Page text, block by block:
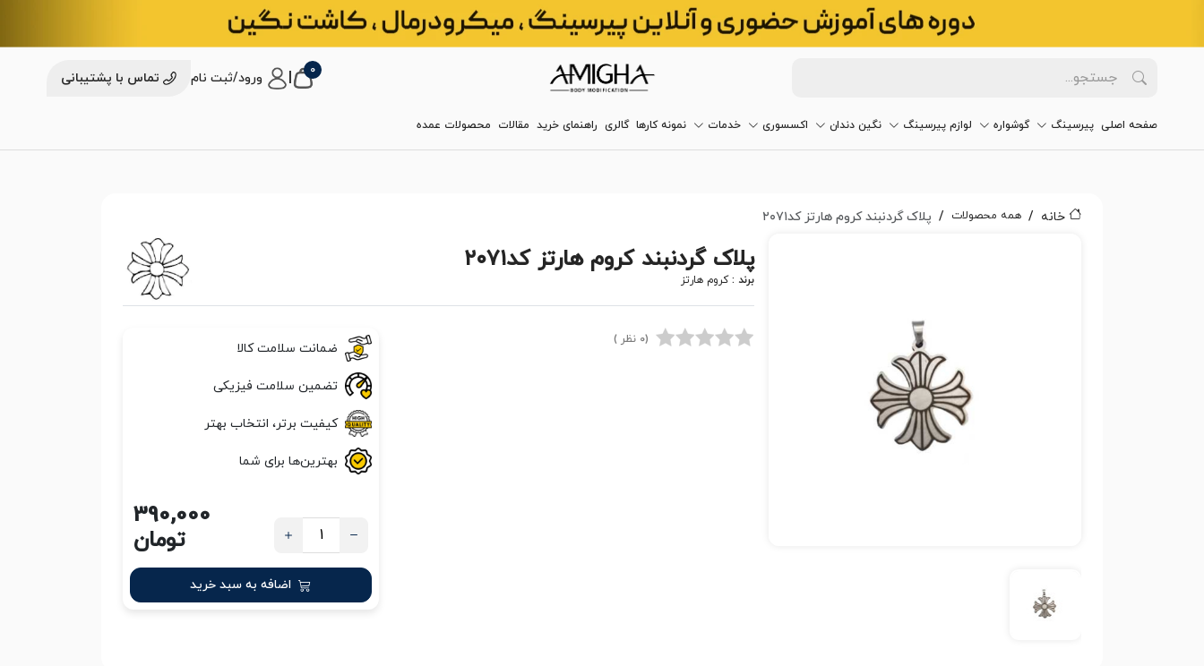
0 ورود/ثبت نام تماس با پشتیبانی
صفحه اصلی پیرسینگ گوشواره لوازم پیرسینگ نگین دندان اکسسوری خدمات نمونه کارها گالری راهنمای خرید مقالات محصولات عمده
خانه همه محصولات پلاک گردنبند کروم هارتز کد۲۰۷۱
پلاک گردنبند کروم هارتز کد۲۰۷۱
برند :کروم هارتز
(0 نظر )
ضمانت سلامت کالا
تضمین سلامت فیزیکی
کیفیت برتر، انتخاب بهتر
بهترین‌ها برای شما
390,000
تومان
اضافه به سبد خرید